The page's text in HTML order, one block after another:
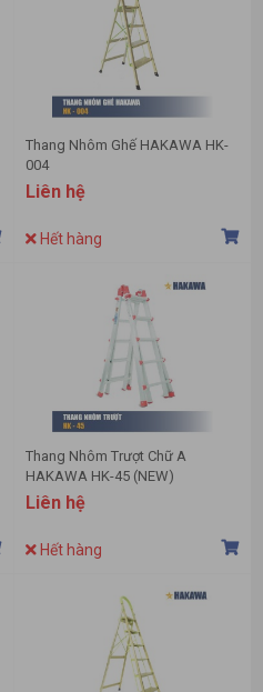
Thang Nhôm Ghế HAKAWA HK-
004
Liên hệ
Hết hàng
Thang Nhôm Trượt Chữ A
HAKAWA HK-45 (NEW)
Liên hệ
Hết hàng